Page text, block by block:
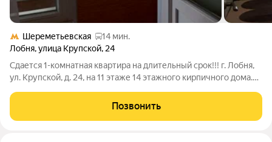
Шереметьевская
14 мин.
Лобня,улица Крупской, 24
Сдается 1-комнатная квартира на длительный срок!!! г. Лобня,
ул. Крупской, д. 24, на 11 этаже 14 этажного кирпичного дома.
совмещенный, застекленная лоджия. Вся необходимая мебель
и бытовая
Позвонить